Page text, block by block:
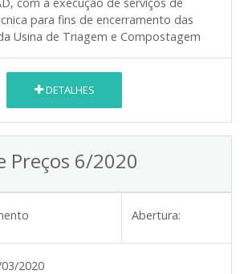
para fins de encerramento das
Usina de Triagem e Compostagem
DETALHES
Preços 6/2020
Abertura:
2020